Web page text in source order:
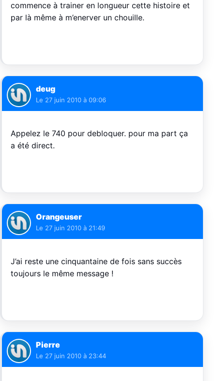
commence à trainer en longueur cette histoire et
par là même à m’enerver un chouille.
deug
Le 27 juin 2010 à 09:06
Appelez le 740 pour debloquer. pour ma part ça
a été direct.
Orangeuser
Le 27 juin 2010 à 21:49
J’ai reste une cinquantaine de fois sans succès
toujours le même message !
Pierre
Le 27 juin 2010 à 23:44